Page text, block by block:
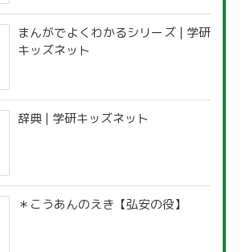
まんがでよくわかるシリーズ | 学研
キッズネット
辞典 | 学研キッズネット
＊こうあんのえき【弘安の役】